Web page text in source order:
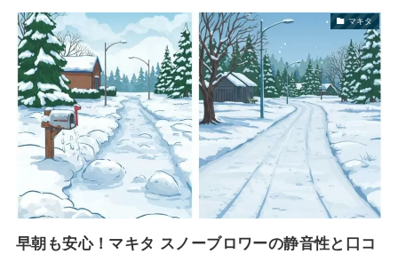
マキタ
早朝も安心！マキタ スノーブロワーの静音性と口コ